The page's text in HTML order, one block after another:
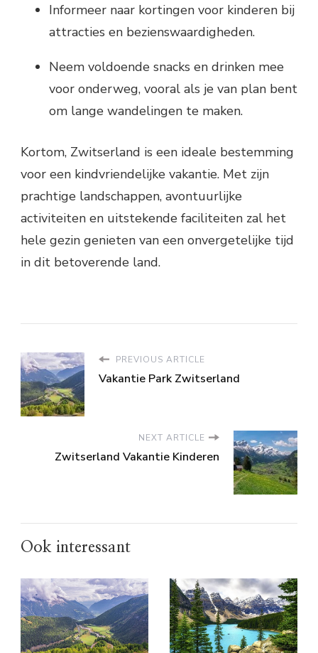
Informeer naar kortingen voor kinderen bij
attracties en bezienswaardigheden.
Neem voldoende snacks en drinken mee
voor onderweg, vooral als je van plan bent
om lange wandelingen te maken.
Kortom, Zwitserland is een ideale bestemming
voor een kindvriendelijke vakantie. Met zijn
prachtige landschappen, avontuurlijke
activiteiten en uitstekende faciliteiten zal het
hele gezin genieten van een onvergetelijke tijd
in dit betoverende land.
PREVIOUS ARTICLE
Vakantie Park Zwitserland
NEXT ARTICLE
Zwitserland Vakantie Kinderen
Ook interessant